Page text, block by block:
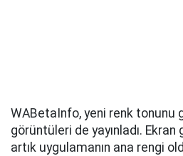
WABetaInfo, yeni renk tonunu
görüntüleri de yayınladı.
artık uygulamanın ana rengi